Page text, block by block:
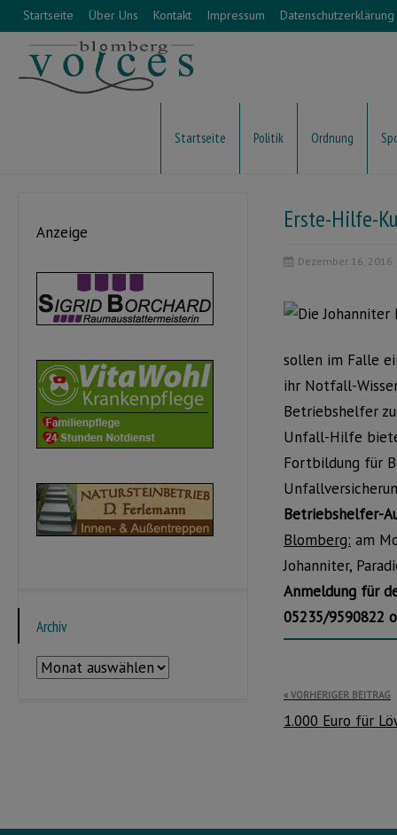
Startseite Über Uns Kontakt Impressum Datenschutzerklärung
Startseite Politik Ordnung
Erste-Hilfe-
Dezember 16, 2016
sollen im Falle
ihr Notfall-
Betriebshelfer
Unfall-Hilfe
Fortbildung für
Betriebshelfer-
Blomberg: am
Johanniter,
Anmeldung für
05235/9590822
VORHERIGER BEITRAG
1.000 Euro für
Anzeige
Archiv
Archiv